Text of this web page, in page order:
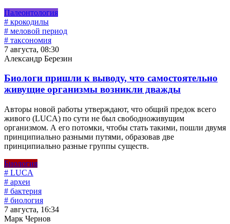
Палеонтология
# крокодилы
# меловой период
# таксономия
7 августа, 08:30
Александр Березин
Биологи пришли к выводу, что самостоятельно
живущие организмы возникли дважды
Авторы новой работы утверждают, что общий предок всего
живого (LUCA) по сути не был свободноживущим
организмом. А его потомки, чтобы стать такими, пошли двумя
принципиально разными путями, образовав две
принципиально разные группы существ.
Биология
# LUCA
# археи
# бактерия
# биология
7 августа, 16:34
Марк Чернов